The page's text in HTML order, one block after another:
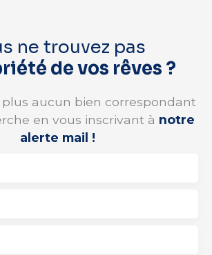
ne trouvez pas
de vos rêves ?
aucun bien correspondant
en vous inscrivant à notre
alerte mail !